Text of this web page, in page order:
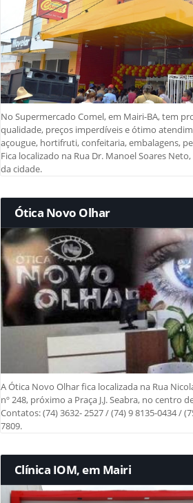
No Supermercado Comel, em Mairi-BA, tem
qualidade, preços imperdíveis e ótimo
açougue, hortifruti, confeitaria, embalagens,
Fica localizado na Rua Dr. Manoel Soares
da cidade.
Ótica Novo Olhar
A Ótica Novo Olhar fica localizada na Rua
nº 248, próximo a Praça J.J. Seabra, no centro
Contatos: (74) 3632- 2527 / (74) 9 8135-0434 /
7809.
Clínica IOM, em Mairi